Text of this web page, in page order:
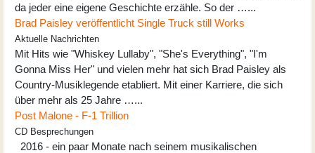
da jeder eine eigene Geschichte erzähle. So der …...
Brad Paisley veröffentlicht Single Truck still Works
Aktuelle Nachrichten
Mit Hits wie "Whiskey Lullaby", "She's Everything", "I'm
Gonna Miss Her" und vielen mehr hat sich Brad Paisley als
Country-Musiklegende etabliert. Mit einer Karriere, die sich
über mehr als 25 Jahre …...
Post Malone - F-1 Trillion
CD Besprechungen
2016 - ein paar Monate nach seinem musikalischen